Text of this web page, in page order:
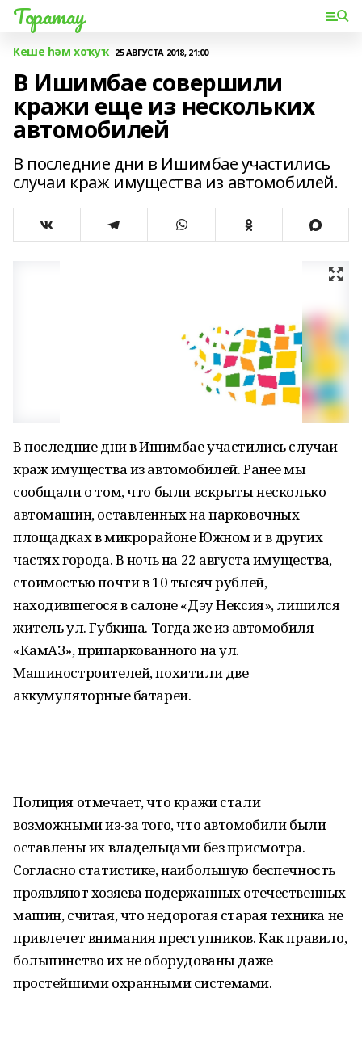
Торатау
Кеше һәм хоҡуҡ 25 АВГУСТА 2018, 21:00
В Ишимбае совершили
кражи еще из нескольких
автомобилей
В последние дни в Ишимбае участились
случаи краж имущества из автомобилей.
В последние дни в Ишимбае участились случаи
краж имущества из автомобилей. Ранее мы
сообщали о том, что были вскрыты несколько
автомашин, оставленных на парковочных
площадках в микрорайоне Южном и в других
частях города. В ночь на 22 августа имущества,
стоимостью почти в 10 тысяч рублей,
находившегося в салоне «Дэу Нексия», лишился
житель ул. Губкина. Тогда же из автомобиля
«КамАЗ», припаркованного на ул.
Машиностроителей, похитили две
аккумуляторные батареи.
Полиция отмечает, что кражи стали
возможными из-за того, что автомобили были
оставлены их владельцами без присмотра.
Согласно статистике, наибольшую беспечность
проявляют хозяева подержанных отечественных
машин, считая, что недорогая старая техника не
привлечет внимания преступников. Как правило,
большинство их не оборудованы даже
простейшими охранными системами.